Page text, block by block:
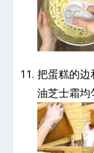
把蛋糕的边
油芝士霜均